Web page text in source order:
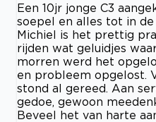
Een 10jr jonge C3
soepel en alles tot in
Michiel is het prettig
rijden wat geluidjes
morren werd het
en probleem opgelost.
stond al gereed. Aan
gedoe, gewoon
Beveel het van harte